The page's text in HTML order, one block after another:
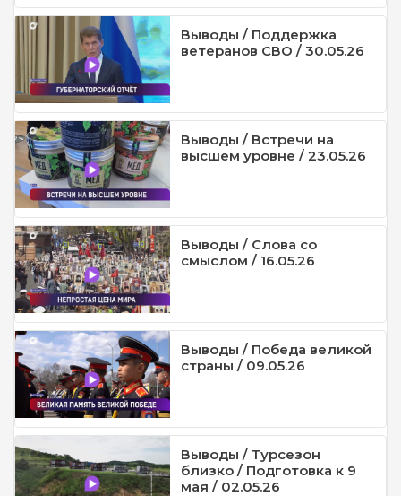
Выводы / Поддержка
ветеранов СВО / 30.05.26
Выводы / Встречи на
высшем уровне / 23.05.26
Выводы / Слова со
смыслом / 16.05.26
Выводы / Победа великой
страны / 09.05.26
Выводы / Турсезон
близко / Подготовка к 9
мая / 02.05.26